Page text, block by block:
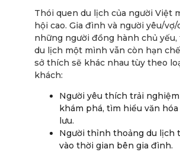
Thói quen du lịch của người Việt
hội cao. Gia đình và người yêu/
những người đồng hành chủ
du lịch một mình vẫn còn hạn
sở thích sẽ khác nhau tùy theo
khách:
Người yêu thích trải
khám phá, tìm hiểu văn
lưu.
Người thỉnh thoảng du lịch
vào thời gian bên gia đình.